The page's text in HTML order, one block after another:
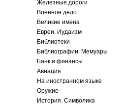
Железные дороги
Военное дело
Великие имена
Евреи. Иудаизм
Библиотеки
Библиографии. Мемуары
Банк и финансы
Авиация
На иностранном языке
Оружие
История. Символика